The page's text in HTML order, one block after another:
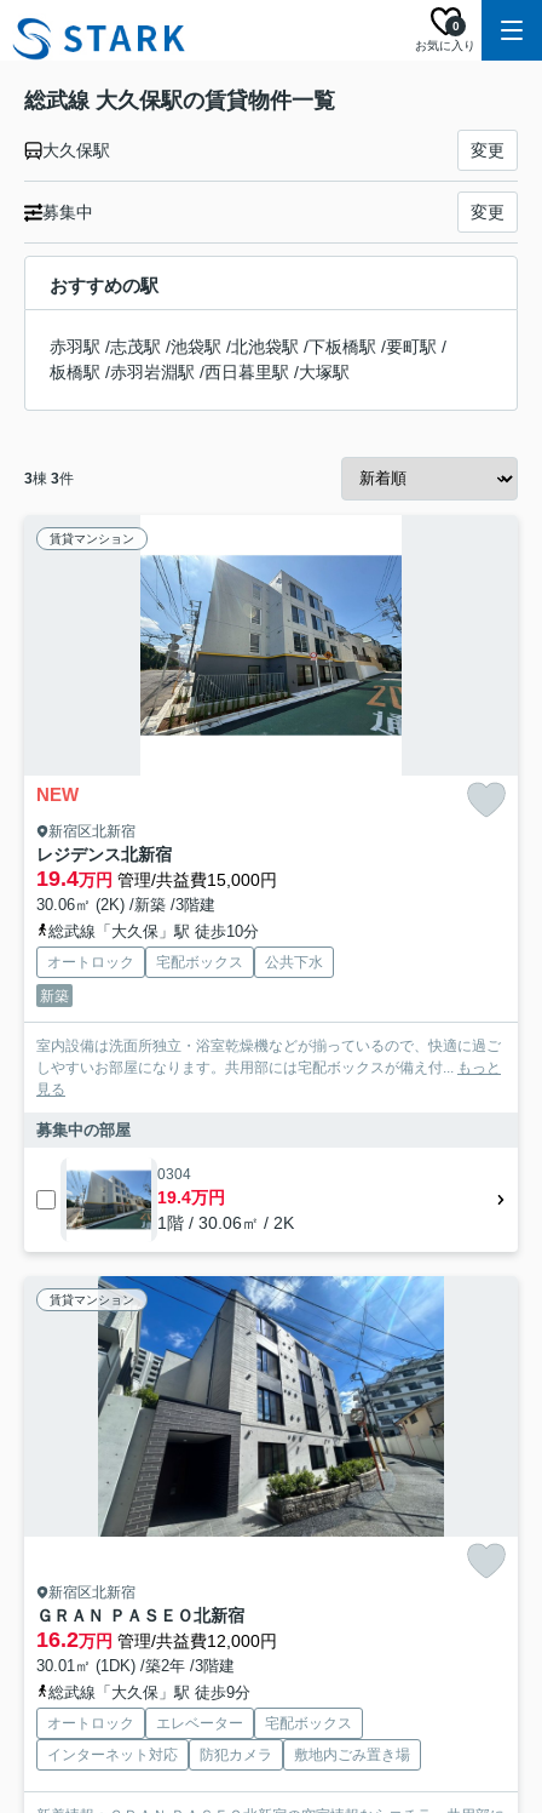
お気に入り
0
総武線 大久保駅の賃貸物件一覧
大久保駅 変更
募集中 変更
おすすめの駅
赤羽駅 /志茂駅 /池袋駅 /北池袋駅 /下板橋駅 /要町駅 /
板橋駅 /赤羽岩淵駅 /西日暮里駅 /大塚駅
3棟 3件
賃貸マンション
NEW
新宿区北新宿
レジデンス北新宿
19.4万円 管理/共益費15,000円
30.06㎡ (2K) /新築 /3階建
総武線「大久保」駅 徒歩10分
オートロック 宅配ボックス
公共下水
新築
室内設備は洗面所独立・浴室乾燥機などが揃っているので、快適に過ご
しやすいお部屋になります。共用部には宅配ボックスが備え付... もっと
見る
募集中の部屋
0304
19.4万円
1階 / 30.06㎡ / 2K
賃貸マンション
新宿区北新宿
ＧＲＡＮ ＰＡＳＥＯ北新宿
16.2万円 管理/共益費12,000円
30.01㎡ (1DK) /築2年 /3階建
総武線「大久保」駅 徒歩9分
オートロック エレベーター
宅配ボックス
インターネット対応
防犯カメラ 敷地内ごみ置き場